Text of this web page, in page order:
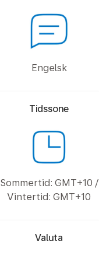
Engelsk
Tidssone
Sommertid: GMT+10 /
Vintertid: GMT+10
Valuta